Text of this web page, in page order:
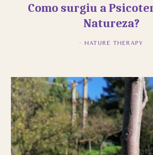
Como surgiu a
Natureza?
· NATURE THERAPY